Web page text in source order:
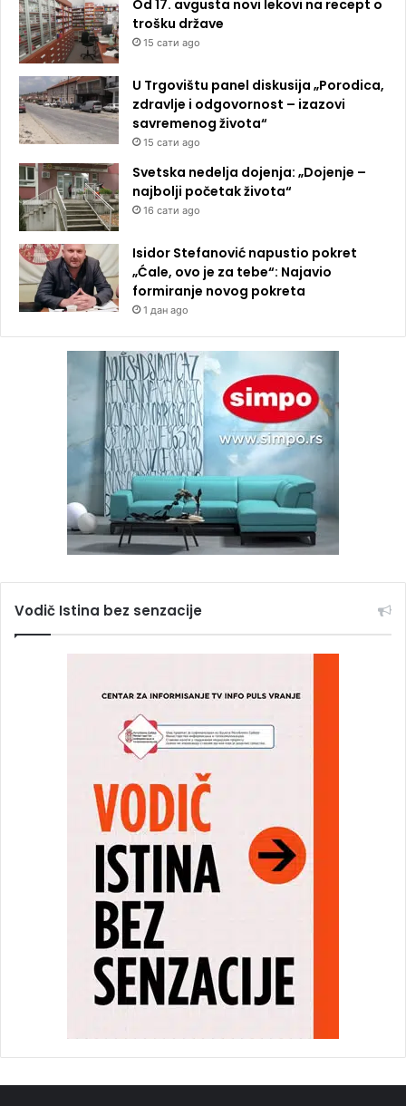
Od 17. avgusta novi lekovi na recept o
trošku države
15 сати ago
U Trgovištu panel diskusija „Porodica,
zdravlje i odgovornost – izazovi
savremenog života“
15 сати ago
Svetska nedelja dojenja: „Dojenje –
najbolji početak života“
16 сати ago
Isidor Stefanović napustio pokret
„Ćale, ovo je za tebe“: Najavio
formiranje novog pokreta
1 дан ago
Vodič Istina bez senzacije